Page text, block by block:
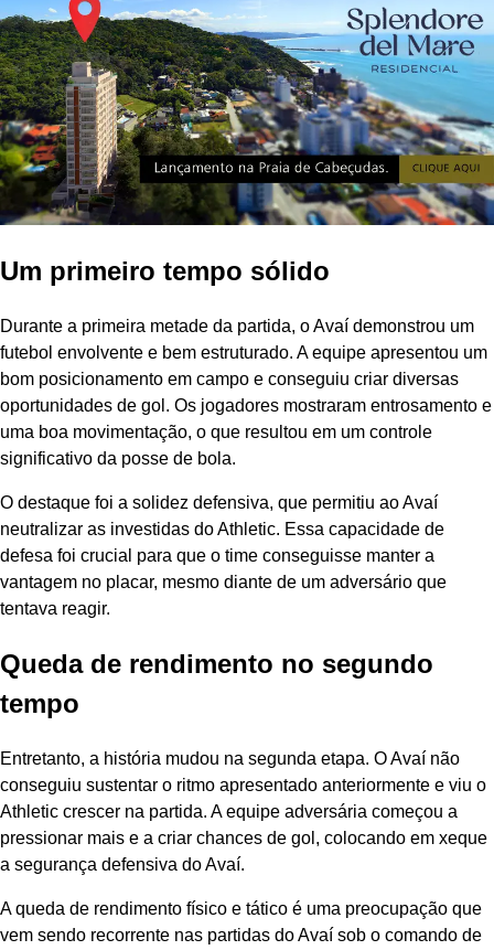
Um primeiro tempo sólido
Durante a primeira metade da partida, o Avaí demonstrou um
futebol envolvente e bem estruturado. A equipe apresentou um
bom posicionamento em campo e conseguiu criar diversas
oportunidades de gol. Os jogadores mostraram entrosamento e
uma boa movimentação, o que resultou em um controle
significativo da posse de bola.
O destaque foi a solidez defensiva, que permitiu ao Avaí
neutralizar as investidas do Athletic. Essa capacidade de
defesa foi crucial para que o time conseguisse manter a
vantagem no placar, mesmo diante de um adversário que
tentava reagir.
Queda de rendimento no segundo
tempo
Entretanto, a história mudou na segunda etapa. O Avaí não
conseguiu sustentar o ritmo apresentado anteriormente e viu o
Athletic crescer na partida. A equipe adversária começou a
pressionar mais e a criar chances de gol, colocando em xeque
a segurança defensiva do Avaí.
A queda de rendimento físico e tático é uma preocupação que
vem sendo recorrente nas partidas do Avaí sob o comando de